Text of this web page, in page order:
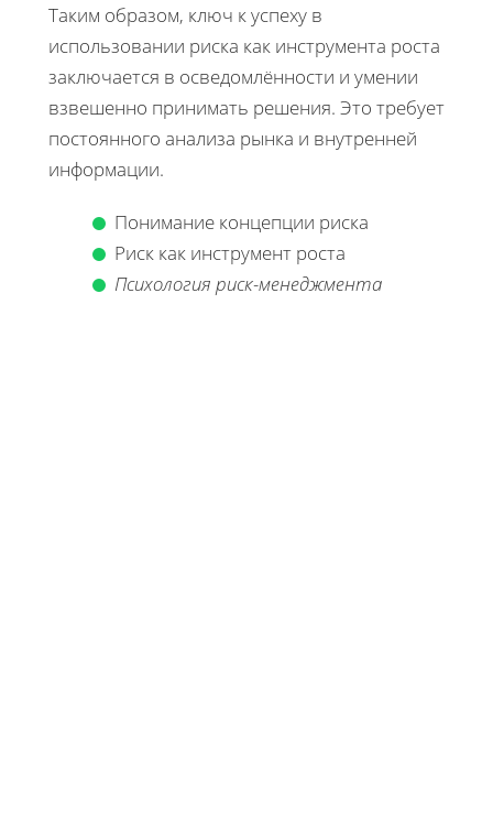
Таким образом, ключ к успеху в
использовании риска как инструмента роста
заключается в осведомлённости и умении
взвешенно принимать решения. Это требует
постоянного анализа рынка и внутренней
информации.
Понимание концепции риска
Риск как инструмент роста
Психология риск-менеджмента